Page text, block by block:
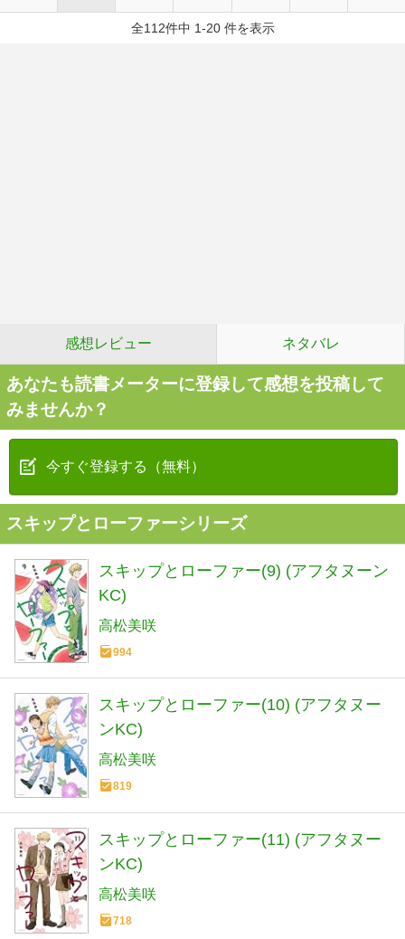
全112件中 1-20 件を表示
感想レビュー ネタバレ
あなたも読書メーターに登録して感想を投稿して
みませんか？
今すぐ登録する（無料）
スキップとローファーシリーズ
スキップとローファー(9) (アフタヌーン
KC)
高松美咲
994
スキップとローファー(10) (アフタヌー
ンKC)
高松美咲
819
スキップとローファー(11) (アフタヌー
ンKC)
高松美咲
718